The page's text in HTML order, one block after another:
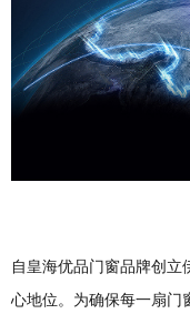
自皇海优品门窗品牌创
心地位。为确保每一扇门